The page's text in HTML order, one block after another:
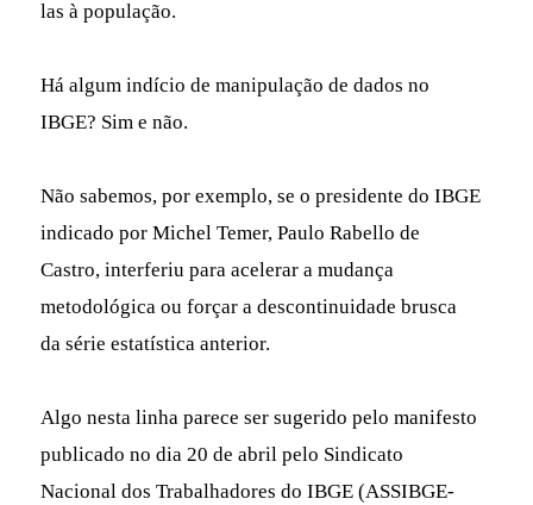
las à população.
Há algum indício de manipulação de dados no
IBGE? Sim e não.
Não sabemos, por exemplo, se o presidente do IBGE
indicado por Michel Temer, Paulo Rabello de
Castro, interferiu para acelerar a mudança
metodológica ou forçar a descontinuidade brusca
da série estatística anterior.
Algo nesta linha parece ser sugerido pelo manifesto
publicado no dia 20 de abril pelo Sindicato
Nacional dos Trabalhadores do IBGE (ASSIBGE-